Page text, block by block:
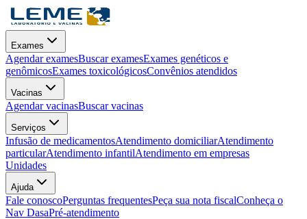
Exames
Agendar examesBuscar examesExames genéticos e
genômicosExames toxicológicosConvênios atendidos
Vacinas
Agendar vacinasBuscar vacinas
Serviços
Infusão de medicamentosAtendimento domiciliarAtendimento
particularAtendimento infantilAtendimento em empresas
Unidades
Ajuda
Fale conoscoPerguntas frequentesPeça sua nota fiscalConheça o
Nav DasaPré-atendimento